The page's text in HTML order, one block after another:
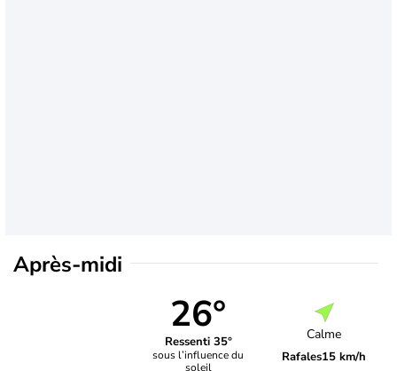
Après-midi
26°
Ressenti 35°
sous l’influence du
soleil
Calme
Rafales15 km/h